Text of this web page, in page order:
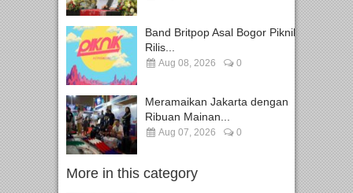
Band Britpop Asal Bogor Piknik
Rilis...
Aug 08, 2026 0
Meramaikan Jakarta dengan
Ribuan Mainan...
Aug 07, 2026 0
More in this category